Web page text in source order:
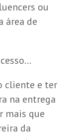
ou
área de
cliente e ter
na entrega
mais que
da